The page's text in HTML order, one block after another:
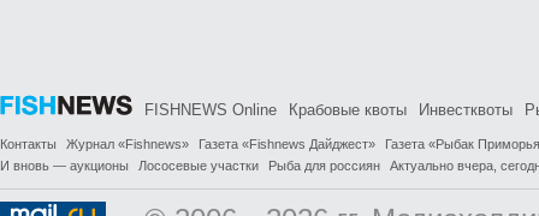
FISHNEWS Online Крабовые квоты Инвестквоты
Контакты Журнал «Fishnews» Газета «Fishnews Дайджест»
Газета «Рыбак
И вновь — аукционы
Лососевые участки Рыба для россиян Актуально вчера,